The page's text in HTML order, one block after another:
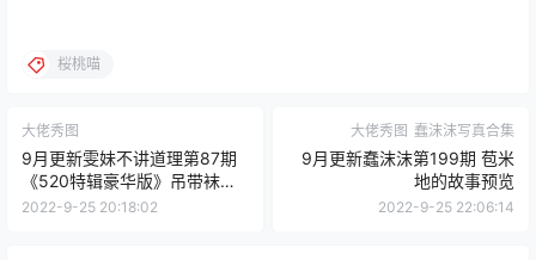
桜桃喵
大佬秀图
9月更新雯妹不讲道理第87期
《520特辑豪华版》吊带袜透
视预览
2022-9-25 20:18:02
大佬秀图 蠢沫沫写真合集
9月更新蠢沫沫第199期 苞米
地的故事预览
2022-9-25 22:06:14